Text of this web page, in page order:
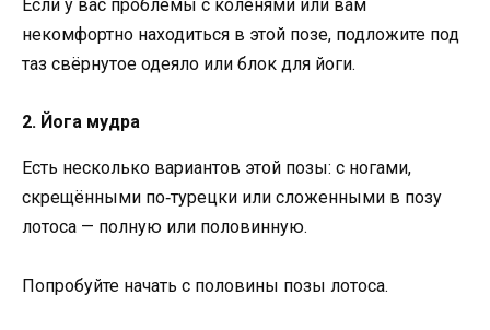
Если у вас проблемы с коленями или вам
некомфортно находиться в этой позе, подложите под
таз свёрнутое одеяло или блок для йоги.
2. Йога мудра
Есть несколько вариантов этой позы: с ногами,
скрещёнными по‑турецки или сложенными в позу
лотоса — полную или половинную.
Попробуйте начать с половины позы лотоса.